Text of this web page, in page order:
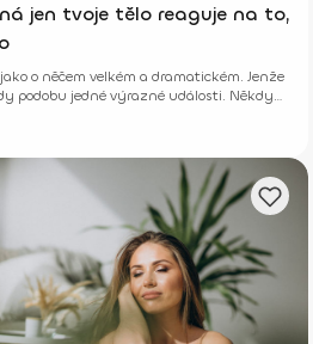
jen tvoje tělo reaguje na to,
o něčem velkém a dramatickém. Jenže
podobu jedné výrazné události. Někdy